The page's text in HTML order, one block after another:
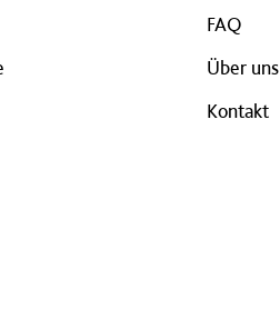
FAQ
Über uns
Kontakt